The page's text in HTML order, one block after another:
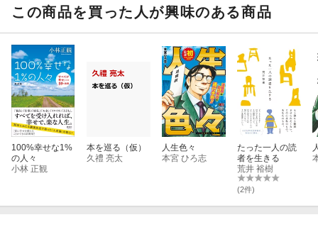
この商品を買った人が興味のある商品
100%幸せな1%
の人々
小林 正観
本を巡る（仮）
久禮 亮太
人生色々
本宮 ひろ志
たった一人の読
者を生きる
荒井 裕樹
(2件)